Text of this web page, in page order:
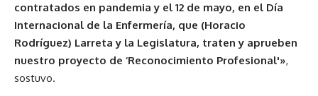
contratados en pandemia y el 12 de mayo, en el Día
Internacional de la Enfermería, que (Horacio
Rodríguez) Larreta y la Legislatura, traten y aprueben
nuestro proyecto de ‘Reconocimiento Profesional'»,
sostuvo.